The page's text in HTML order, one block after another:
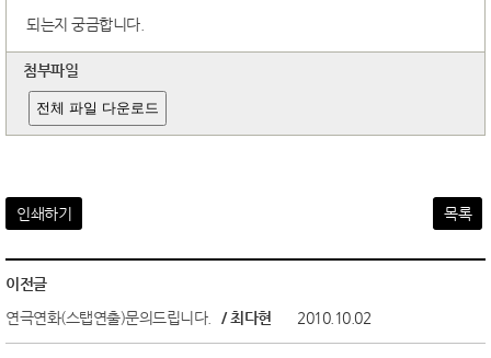
되는지 궁금합니다.
첨부파일
전체 파일 다운로드
인쇄하기 목록
이전글
연극연화(스탭연출)문의드립니다.
/ 최다현 2010.10.02